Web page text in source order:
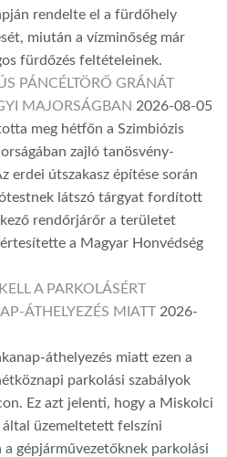
rendelte el a fürdőhely
miután a vízminőség már
fürdőzés feltételeinek.
PÁNCÉLTÖRŐ GRÁNÁT
MAJORSÁGBAN 2026-08-05
meg hétfőn a Szimbiózis
zajló tanösvény-
erdei útszakasz építése során
látszó tárgyat fordított
rendőrjárőr a területet
a Magyar Honvédség
A PARKOLÁSÉRT
ÁTHELYEZÉS MIATT 2026-
áthelyezés miatt ezen a
parkolási szabályok
Ez azt jelenti, hogy a Miskolci
üzemeltetett felszíni
gépjárművezetőknek parkolási